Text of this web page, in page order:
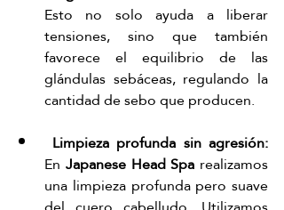
Esto no solo ayuda a liberar
tensiones, sino que también
favorece el equilibrio de las
glándulas sebáceas, regulando la
cantidad de sebo que producen.
En Japanese Head Spa realizamos
una limpieza profunda pero suave